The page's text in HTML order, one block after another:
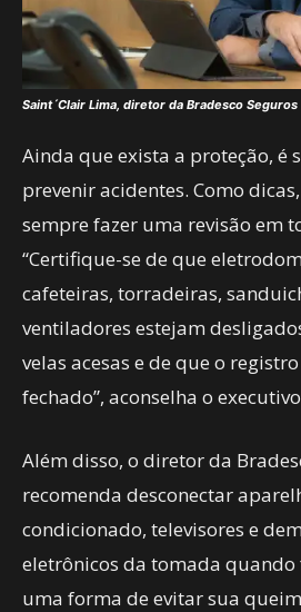
Saint´Clair Lima, diretor da Bradesco Seguros
Ainda que exista a proteção, é
prevenir acidentes. Como
sempre fazer uma revisão em
“Certifique-se de que
cafeteiras, torradeiras,
ventiladores estejam
velas acesas e de que o
fechado”, aconselha o
Além disso, o diretor da
recomenda desconectar
condicionado, televisores e
eletrônicos da tomada quando
uma forma de evitar sua